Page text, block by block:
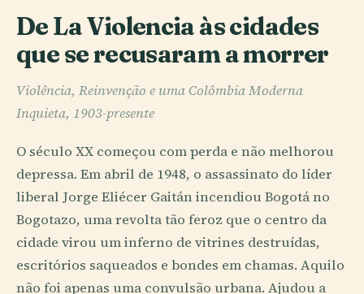
De La Violencia às cidades
que se recusaram a morrer
Violência, Reinvenção e uma Colômbia Moderna
Inquieta, 1903-presente
O século XX começou com perda e não melhorou
depressa. Em abril de 1948, o assassinato do líder
liberal Jorge Eliécer Gaitán incendiou Bogotá no
Bogotazo, uma revolta tão feroz que o centro da
cidade virou um inferno de vitrines destruídas,
escritórios saqueados e bondes em chamas. Aquilo
não foi apenas uma convulsão urbana. Ajudou a